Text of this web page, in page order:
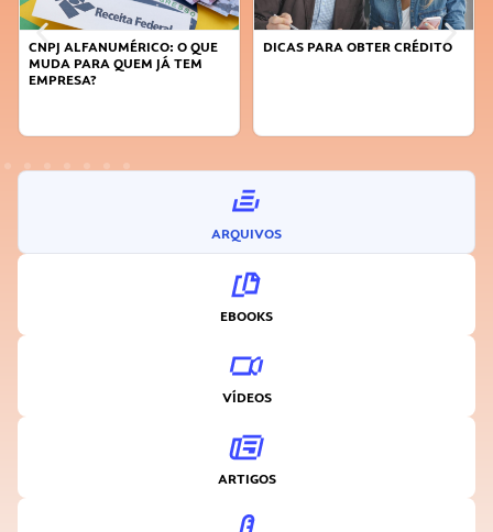
DICAS PARA OBTER CRÉDITO
FAÇA A DIFERENÇA: SEJA
ARQUIVOS
EBOOKS
VÍDEOS
ARTIGOS